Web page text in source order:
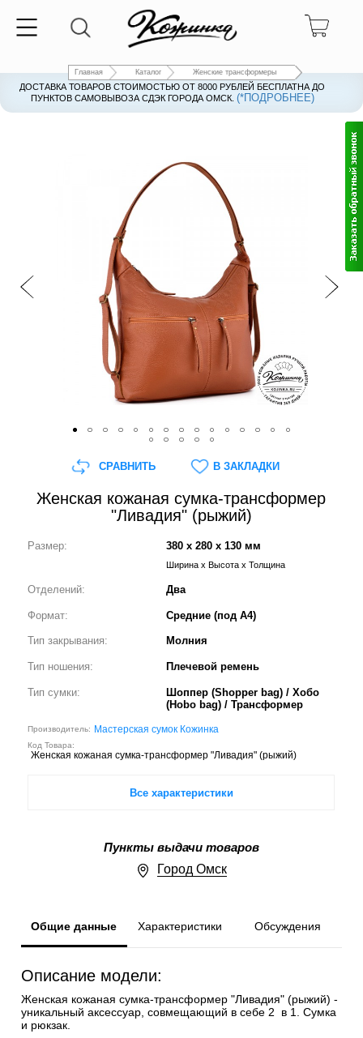
Главная Каталог Женские трансформеры
ДОСТАВКА ТОВАРОВ СТОИМОСТЬЮ ОТ 8000 РУБЛЕЙ БЕСПЛАТНА ДО
ПУНКТОВ САМОВЫВОЗА СДЭК ГОРОДА ОМСК. (*ПОДРОБНЕЕ)
Женская кожаная сумка-трансформер
"Ливадия" (рыжий)
Размер: 380 x 280 x 130 мм
Ширина x Высота x Толщина
Отделений: Два
Формат: Средние (под А4)
Тип закрывания: Молния
Тип ношения: Плечевой ремень
Тип сумки:
Шоппер (Shopper bag) / Хобо
(Hobo bag) / Трансформер
Производитель: Мастерская сумок Кожинка
Код Товара:
Женская кожаная сумка-трансформер "Ливадия" (рыжий)
Все характеристики
Пункты выдачи товаров
Город Омск
СРАВНИТЬ В ЗАКЛАДКИ
Общие данные Характеристики Обсуждения
Описание модели:
Женская кожаная сумка-трансформер "Ливадия" (рыжий) -
уникальный аксессуар, совмещающий в себе 2 в 1. Сумка
и рюкзак.